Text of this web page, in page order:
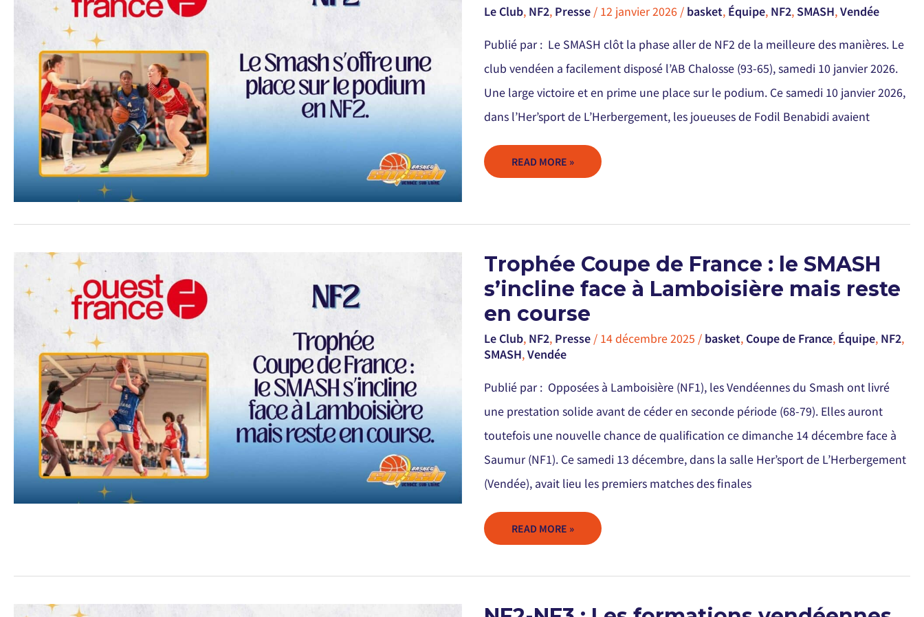
Le Club, NF2, Presse / 12 janvier 2026 / basket, Équipe, NF2, SMASH,Vendée
Publié par : Le SMASH clôt la phase aller de NF2 de la meilleure des manières. Le
club vendéen a facilement disposé l’AB Chalosse (93-65), samedi 10 janvier 2026.
Une large victoire et en prime une place sur le podium. Ce samedi 10 janvier 2026,
dans l’Her’sport de L’Herbergement, les joueuses de Fodil Benabidi avaient
SUR
LE
EN
NF2
READ MORE »
Trophée Coupe de France : le SMASH
s’incline face à Lamboisière mais reste
en course
Le Club, NF2, Presse / 14 décembre 2025 / basket, Coupe de France, Équipe, NF2,
SMASH,Vendée
Publié par : Opposées à Lamboisière (NF1), les Vendéennes du Smash ont livré
une prestation solide avant de céder en seconde période (68-79). Elles auront
toutefois une nouvelle chance de qualification ce dimanche 14 décembre face à
Saumur (NF1). Ce samedi 13 décembre, dans la salle Her’sport de L’Herbergement
(Vendée), avait lieu les premiers matches des finales
TROPHÉE
COUPE
DE
FRANCE
:
SMASH
S’INCLINE
FACE
À
LAMBOISIÈRE
MAIS
EN
COURSE
READ MORE »
NF2-